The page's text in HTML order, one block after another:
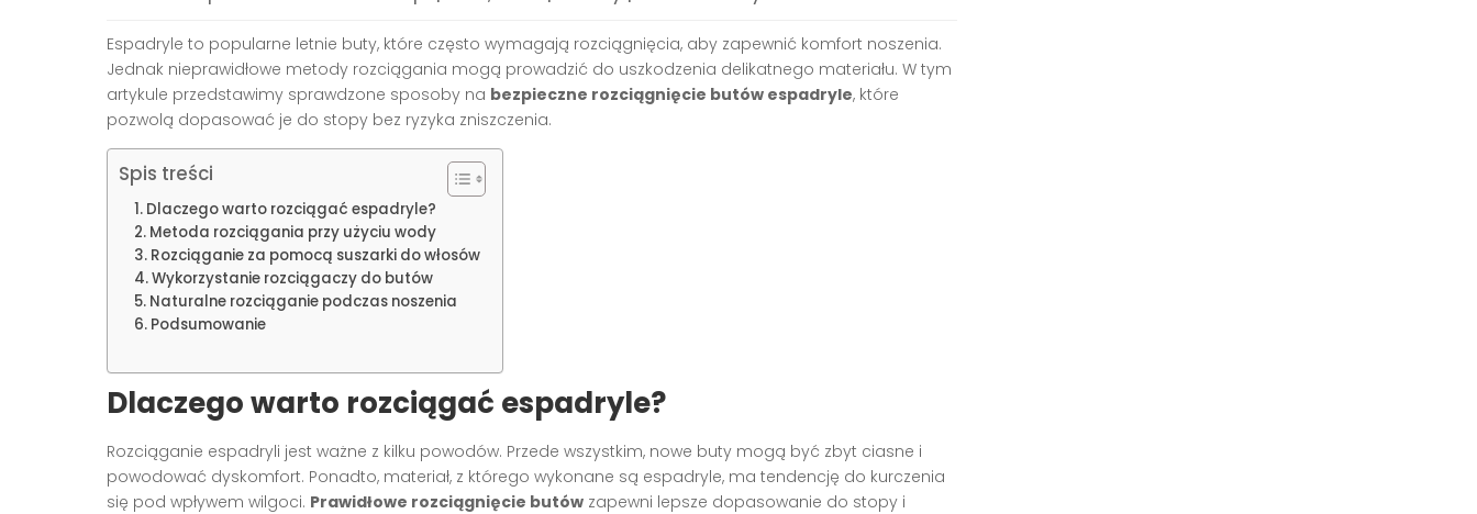
Espadryle to popularne letnie buty, które często wymagają rozciągnięcia, aby zapewnić komfort noszenia.
Jednak nieprawidłowe metody rozciągania mogą prowadzić do uszkodzenia delikatnego materiału. W tym
artykule przedstawimy sprawdzone sposoby na bezpieczne rozciągnięcie butów espadryle, które
pozwolą dopasować je do stopy bez ryzyka zniszczenia.
Spis treści
Dlaczego warto rozciągać espadryle?
Metoda rozciągania przy użyciu wody
Rozciąganie za pomocą suszarki do włosów
Wykorzystanie rozciągaczy do butów
Naturalne rozciąganie podczas noszenia
Podsumowanie
Dlaczego warto rozciągać espadryle?
Rozciąganie espadryli jest ważne z kilku powodów. Przede wszystkim, nowe buty mogą być zbyt ciasne i
powodować dyskomfort. Ponadto, materiał, z którego wykonane są espadryle, ma tendencję do kurczenia
się pod wpływem wilgoci. Prawidłowe rozciągnięcie butów zapewni lepsze dopasowanie do stopy i